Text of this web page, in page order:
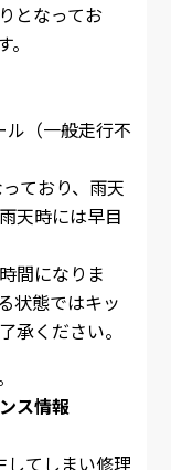
となってお
（一般走行不
ており、雨天
天時には早目
間になりま
状態ではキッ
承ください。
情報
してしまい修理